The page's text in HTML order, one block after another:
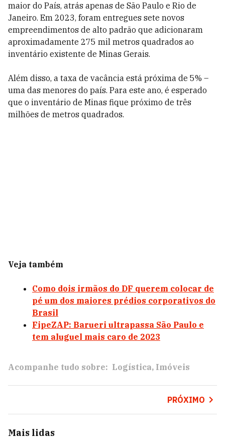
maior do País, atrás apenas de São Paulo e Rio de
Janeiro. Em 2023, foram entregues sete novos
empreendimentos de alto padrão que adicionaram
aproximadamente 275 mil metros quadrados ao
inventário existente de Minas Gerais.
Além disso, a taxa de vacância está próxima de 5% –
uma das menores do país. Para este ano, é esperado
que o inventário de Minas fique próximo de três
milhões de metros quadrados.
Veja também
Como dois irmãos do DF querem colocar de
pé um dos maiores prédios corporativos do
Brasil
FipeZAP: Barueri ultrapassa São Paulo e
tem aluguel mais caro de 2023
Acompanhe tudo sobre: Logística Imóveis
PRÓXIMO
Mais lidas